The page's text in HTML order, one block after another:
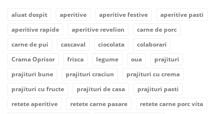
aluat dospit aperitive aperitive festive
aperitive pasti
aperitive rapide
aperitive revelion
carne de porc
carne de pui
cascaval ciocolata
colaborari
Crama Oprisor
frisca legume oua
prajituri
prajituri bune
prajituri craciun
prajituri cu crema
prajituri cu fructe
prajituri de casa
prajituri pasti
retete aperitive
retete carne pasare
retete carne porc vita